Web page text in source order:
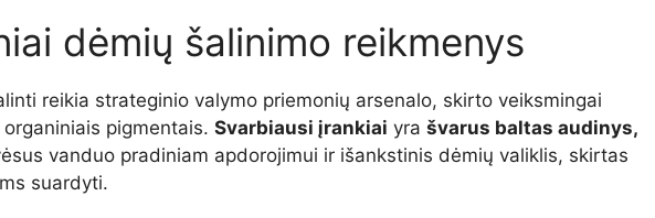
dėmių šalinimo reikmenys
reikia strateginio valymo priemonių arsenalo, skirto veiksmingai
pigmentais. Svarbiausi įrankiai yra švarus baltas audinys,
vanduo pradiniam apdorojimui ir išankstinis dėmių valiklis, skirtas
suardyti.